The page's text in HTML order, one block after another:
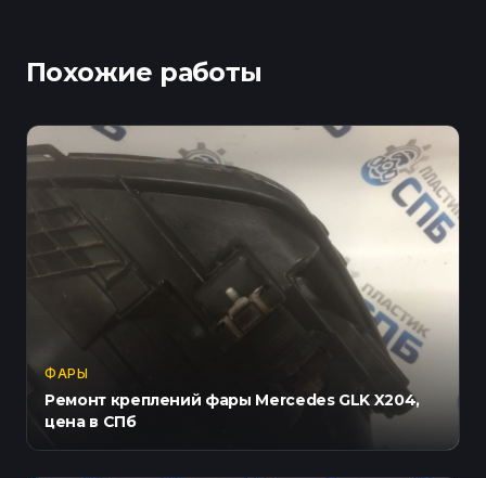
Похожие работы
ФАРЫ
Ремонт креплений фары Mercedes GLK X204,
цена в СПб